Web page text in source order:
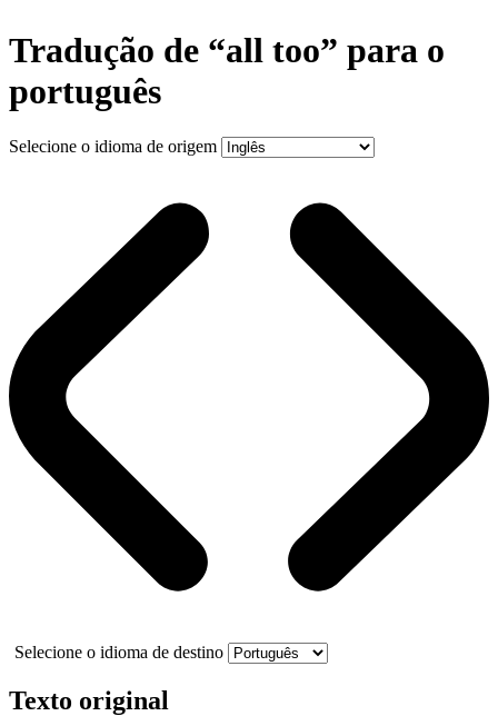
Tradução de “all too” para o
português
Selecione o idioma de origem
Selecione o idioma de destino
Texto original